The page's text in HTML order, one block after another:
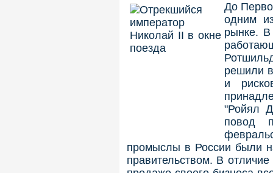
До
одним
рынке.
решили
и
"Ройял
повод
промыслы в России были
правительством. В